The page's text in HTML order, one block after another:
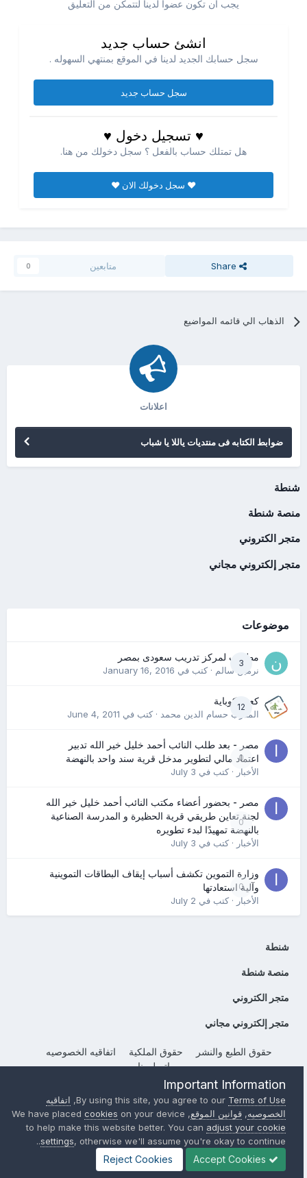
يجب ان تكون عضوا لدينا لتتمكن من التعليق
انشئ حساب جديد
سجل حسابك الجديد لدينا في الموقع بمنتهي السهوله .
سجل حساب جديد
♥ تسجيل دخول ♥
هل تمتلك حساب بالفعل ؟ سجل دخولك من هنا.
♥ سجل دخولك الان ♥
Share متابعين 0
الذهاب الي قائمه المواضيع
اعلانات
ضوابط الكتابه فى منتديات ياللا يا شباب
شنطة
منصة شنطة
متجر الكتروني
متجر إلكتروني مجاني
موضوعات
3
مطلوب لمركز تدريب سعودى بمصر
نرمين سالم· كتب في January 16, 2016
12
كعب كوباية
المدرب حسام الدين محمد· كتب في June 4, 2011
0
مصر - بعد طلب النائب أحمد خليل خير الله تدبير
اعتماد مالي لتطوير مدخل قرية سند واحد بالنهضة
الأخبار· كتب في July 3
0
مصر - بحضور أعضاء مكتب النائب أحمد خليل خير الله
لجنة تعاين طريقي قرية الحظيرة و المدرسة الصناعية
بالنهضة تمهيدًا لبدء تطويره
الأخبار· كتب في July 3
0
وزارة التموين تكشف أسباب إيقاف البطاقات التموينية
وآلية استعادتها
الأخبار· كتب في July 2
شنطة
منصة شنطة
متجر الكتروني
متجر إلكتروني مجاني
حقوق الطبع والنشر حقوق الملكية
اتفاقيه الخصوصيه
إتصل بنا
Powered by Invision CommunityImportant Information
By using this site, you agree to ourTerms of Use
, اتفاقيه
الخصوصيه, قوانين الموقع, We have placed
cookies on your device
to help make this website better. You canadjust your cookie
settings , otherwise we'll assume you're okay to continue..
Accept Cookies